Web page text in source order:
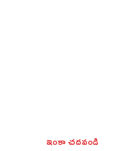
ఇంకా చదవండి